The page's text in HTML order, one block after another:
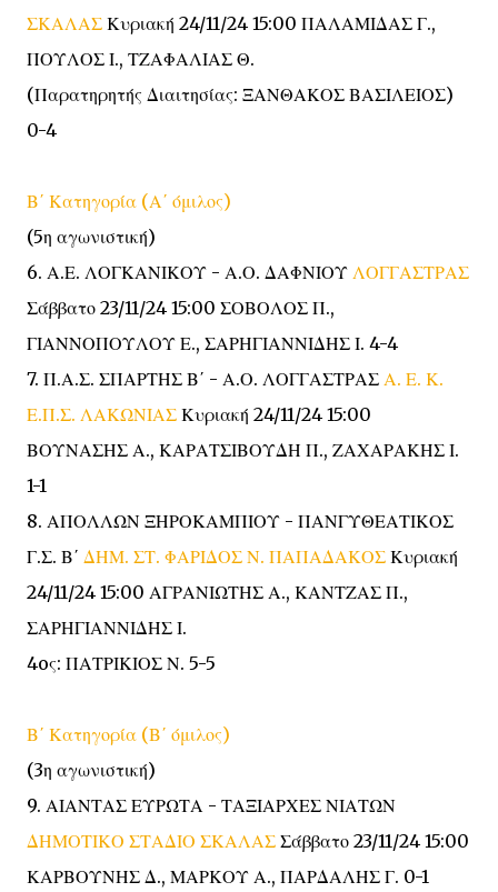
ΣΚΑΛΑΣ Κυριακή 24/11/24 15:00 ΠΑΛΑΜΙΔΑΣ Γ.,
ΠΟΥΛΟΣ Ι., ΤΖΑΦΑΛΙΑΣ Θ.
(Παρατηρητής Διαιτησίας: ΞΑΝΘΑΚΟΣ ΒΑΣΙΛΕΙΟΣ)
0-4
Β΄ Κατηγορία (Α΄ όμιλος)
(5η αγωνιστική)
6. Α.Ε. ΛΟΓΚΑΝΙΚΟΥ - Α.Ο. ΔΑΦΝΙΟΥ ΛΟΓΓΑΣΤΡΑΣ
Σάββατο 23/11/24 15:00 ΣΟΒΟΛΟΣ Π.,
ΓΙΑΝΝΟΠΟΥΛΟΥ Ε., ΣΑΡΗΓΙΑΝΝΙΔΗΣ Ι. 4-4
7. Π.Α.Σ. ΣΠΑΡΤΗΣ Β΄ - Α.Ο. ΛΟΓΓΑΣΤΡΑΣ Α. Ε. Κ.
Ε.Π.Σ. ΛΑΚΩΝΙΑΣ Κυριακή 24/11/24 15:00
ΒΟΥΝΑΣΗΣ Α., ΚΑΡΑΤΣΙΒΟΥΔΗ Π., ΖΑΧΑΡΑΚΗΣ Ι.
1-1
8. ΑΠΟΛΛΩΝ ΞΗΡΟΚΑΜΠΙΟΥ - ΠΑΝΓΥΘΕΑΤΙΚΟΣ
Γ.Σ. Β΄ ΔΗΜ. ΣΤ. ΦΑΡΙΔΟΣ Ν. ΠΑΠΑΔΑΚΟΣ Κυριακή
24/11/24 15:00 ΑΓΡΑΝΙΩΤΗΣ Α., ΚΑΝΤΖΑΣ Π.,
ΣΑΡΗΓΙΑΝΝΙΔΗΣ Ι.
4oς: ΠΑΤΡΙΚΙΟΣ Ν. 5-5
Β΄ Κατηγορία (Β΄ όμιλος)
(3η αγωνιστική)
9. ΑΙΑΝΤΑΣ ΕΥΡΩΤΑ - ΤΑΞΙΑΡΧΕΣ ΝΙΑΤΩΝ
ΔΗΜΟΤΙΚΟ ΣΤΑΔΙΟ ΣΚΑΛΑΣ Σάββατο 23/11/24 15:00
ΚΑΡΒΟΥΝΗΣ Δ., ΜΑΡΚΟΥ Α., ΠΑΡΔΑΛΗΣ Γ. 0-1